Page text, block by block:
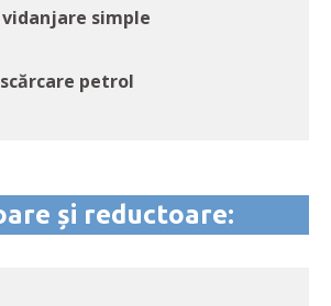
simple
petrol
și reductoare: